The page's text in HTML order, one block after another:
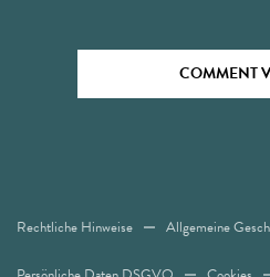
COMMENT
Rechtliche Hinweise Allgemeine